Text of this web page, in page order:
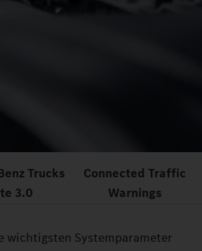
Trucks
3.0
Connected Traffic
Warnings
wichtigsten Systemparameter